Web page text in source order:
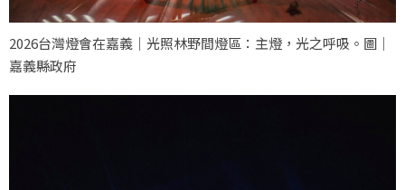
2026台灣燈會在嘉義｜光照林野間燈區：主燈，光之呼吸。圖｜
嘉義縣政府